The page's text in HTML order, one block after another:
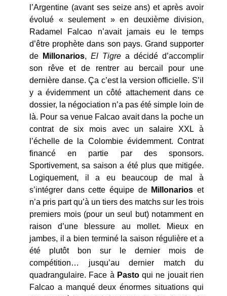
l’Argentine (avant ses seize ans) et après avoir
évolué « seulement » en deuxième division,
Radamel Falcao n’avait jamais eu le temps
d’être prophète dans son pays. Grand supporter
de
Millonarios, El Tigre a décidé d’accomplir
son rêve et de rentrer au bercail pour une
dernière danse. Ça c’est la version officielle. S’il
y a évidemment un côté attachement dans ce
dossier, la négociation n’a pas été simple loin de
là. Pour sa venue Falcao avait dans la poche un
contrat de six mois avec un salaire XXL à
l’échelle de la Colombie évidemment. Contrat
financé en partie par des sponsors.
Sportivement, sa saison a été plus que mitigée.
Logiquement, il a eu beaucoup de mal à
s’intégrer dans cette équipe de Millonarios et
n’a pris part qu’à un tiers des matchs sur les trois
premiers mois (pour un seul but) notamment en
raison d’une blessure au mollet. Mieux en
jambes, il a bien terminé la saison régulière et a
été plutôt bon sur le dernier mois de
compétition… jusqu’au dernier match du
quadrangulaire. Face à Pastoqui ne jouait rien
Falcao a manqué deux énormes situations qui